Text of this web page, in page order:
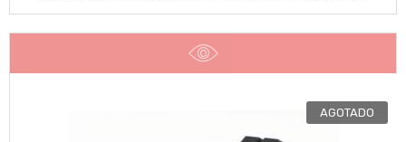
AGOTADO